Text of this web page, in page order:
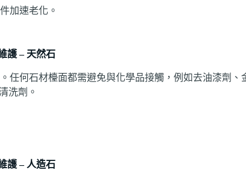
加速老化。
護– 天然石
任何石材檯面都需避免與化學品接觸，例如去油漆劑、
洗劑。
護– 人造石